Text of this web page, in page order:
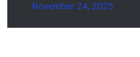
November 24, 2025